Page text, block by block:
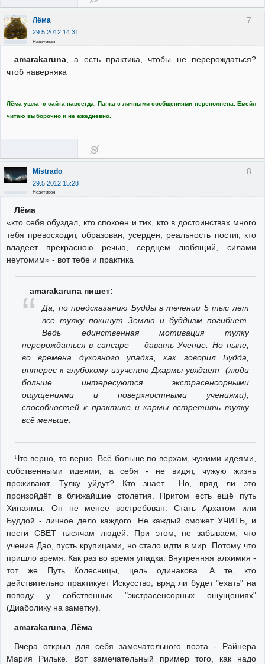
7
Лёма
29.5.2012 14:31
Неактивен
amarakaruna, а есть практика, чтобы не перерождаться?
чтоб наверняка
Лёма ушла с сайта навсегда. Папка с личными сообщениями переполнена. Емейл
читаю выборочно и не ежедневно.
8
Mistrado
29.5.2012 15:28
Неактивен
Лёма
«кто себя обуздал, кто спокоен и тих, кто в достоинствах много
тебя превосходит, образован, усерден, реальность постиг, кто
владеет прекрасною речью, сердцем любящий, силами
неутомим» - вот тебе и практика
amarakaruna пишет:
Да, по предсказанию Будды в течении 5 тыс лет
все тулку покинут Землю и буддизм погибнет.
Ведь единственная мотивация тулку
перерождаться в сансаре — давать Учение. Но ныне,
во времена духовного упадка, как говорил Будда,
интерес к глубокому изучению Дхармы увядает (люди
больше интересуются экстрасенсорными
ощущениями и поверхностными учениями),
способностей к практике и кармы встретить тулку
всё меньше.
Что верно, то верно. Всё больше по верхам, чужими идеями,
собственными идеями, а себя - не видят, чужую жизнь
проживают. Тулку уйдут? Кто знает... Но, вряд ли это
произойдёт в ближайшие столетия. Притом есть ещё путь
Хинаямы. Он не менее востребован. Стать Архатом или
Буддой - личное дело каждого. Не каждый сможет УЧИТЬ, и
нести СВЕТ тысячам людей. При этом, не забываем, что
учение Дао, пусть крупицами, но стало идти в мир. Потому что
пришло время. Как раз во время упадка. Внутренняя алхимия -
тот же Путь Колесницы, цель одинакова. А те, кто
действительно практикует Искусство, вряд ли будет "ехать" на
поводу у собственных "экстрасенсорных ощущениях"
(Диаболику на заметку).
amarakaruna, Лёма
Вчера открыл для себя замечательного поэта - Райнера
Мария Рильке. Вот замечательный пример того, как надо